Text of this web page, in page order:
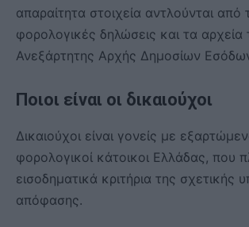
απαραίτητα στοιχεία αντλούνται από
φορολογικές δηλώσεις και τα αρχεία
Ανεξάρτητης Αρχής Δημοσίων
Ποιοι είναι οι δικαιούχοι
Δικαιούχοι είναι γονείς με
φορολογικοί κάτοικοι Ελλάδας, που
εισοδηματικά κριτήρια της σχετικής
απόφασης.